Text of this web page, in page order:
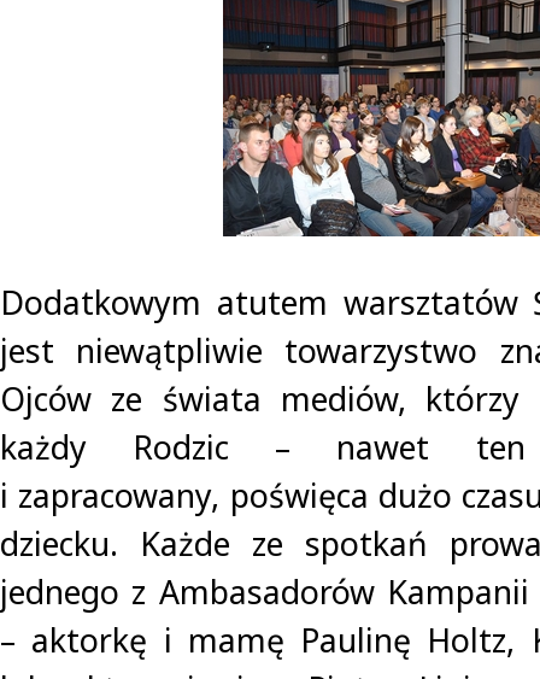
Dodatkowym atutem warsztatów
jest niewątpliwie towarzystwo
Ojców ze świata mediów, którzy
każdy Rodzic – nawet ten
i zapracowany, poświęca dużo
dziecku. Każde ze spotkań
jednego z Ambasadorów
– aktorkę i mamę Paulinę Holtz,